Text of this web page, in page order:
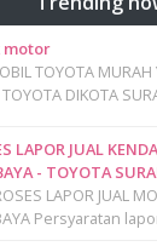
motor
TOYOTA MURAH
DIKOTA
LAPOR JUAL
- TOYOTA
LAPOR JUAL
Persyaratan